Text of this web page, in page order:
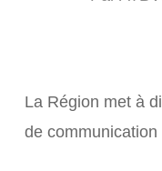
La Région met à
de communication